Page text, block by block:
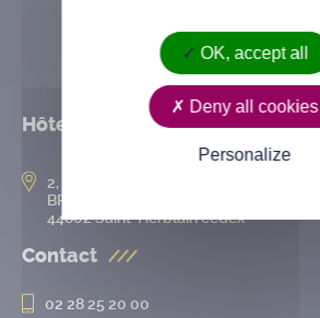
Hôtel de ville
2, rue de l’Hôtel-de-Ville
BP 50167
44802 Saint-Herblain cedex
Contact
02 28 25 20 00
OK, accept all
Deny all cookies
Personalize